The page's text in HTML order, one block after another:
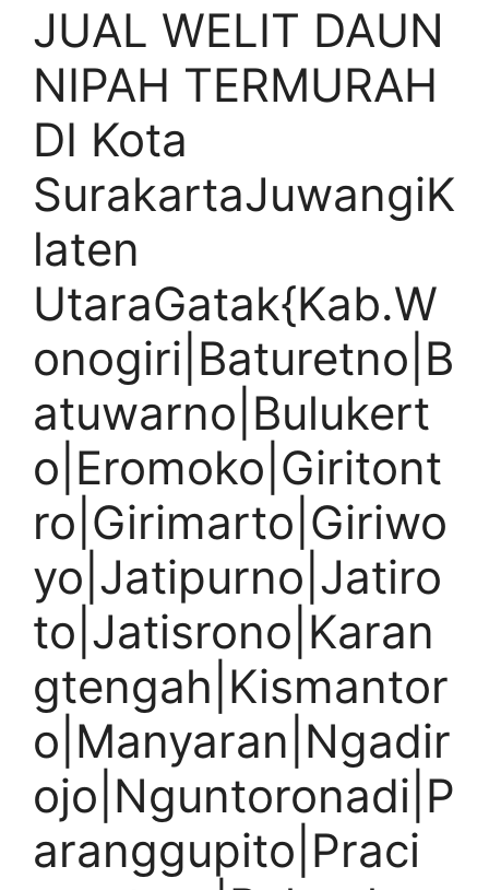
JUAL WELIT DAUN
NIPAH TERMURAH
DI Kota
SurakartaJuwangiK
laten
UtaraGatak{Kab.W
onogiri|Baturetno|B
atuwarno|Bulukert
o|Eromoko|Giritont
ro|Girimarto|Giriwo
yo|Jatipurno|Jatiro
to|Jatisrono|Karan
gtengah|Kismantor
o|Manyaran|Ngadir
ojo|Nguntoronadi|P
aranggupito|Praci